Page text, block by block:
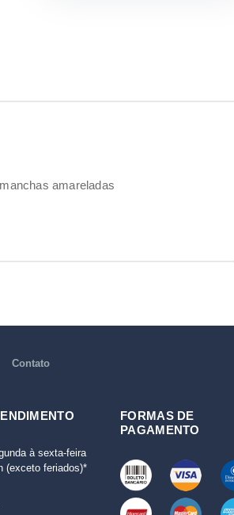
amareladas
Contato
à sexta-feira
(exceto feriados)*
FORMAS DE
PAGAMENTO